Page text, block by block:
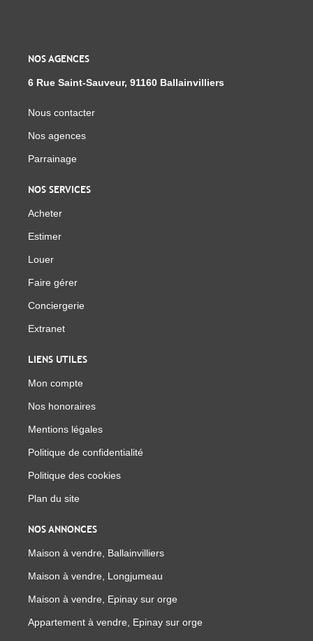
NOS AGENCES
6 Rue Saint-Sauveur, 91160 Ballainvilliers
Nous contacter
Nos agences
Parrainage
NOS SERVICES
Acheter
Estimer
Louer
Faire gérer
Conciergerie
Extranet
LIENS UTILES
Mon compte
Nos honoraires
Mentions légales
Politique de confidentialité
Politique des cookies
Plan du site
NOS ANNONCES
Maison à vendre, Ballainvilliers
Maison à vendre, Longjumeau
Maison à vendre, Epinay sur orge
Appartement à vendre, Epinay sur orge